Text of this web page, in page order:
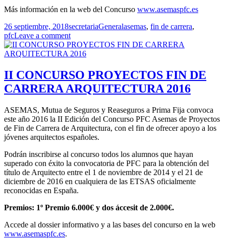
Más información en la web del Concurso www.asemaspfc.es
Publicado
el
26 septiembre, 2018Autor
secretariaCategorías
GeneralEtiquetas
asemas, fin de carrera,
pfcLeave a comment
II CONCURSO PROYECTOS FIN DE
CARRERA ARQUITECTURA 2016
ASEMAS, Mutua de Seguros y Reaseguros a Prima Fija convoca
este año 2016 la II Edición del Concurso PFC Asemas de Proyectos
de Fin de Carrera de Arquitectura, con el fin de ofrecer apoyo a los
jóvenes arquitectos españoles.
Podrán inscribirse al concurso todos los alumnos que hayan
superado con éxito la convocatoria de PFC para la obtención del
título de Arquitecto entre el 1 de noviembre de 2014 y el 21 de
diciembre de 2016 en cualquiera de las ETSAS oficialmente
reconocidas en España.
Premios: 1º Premio 6.000€ y dos áccesit de 2.000€.
Accede al dossier informativo y a las bases del concurso en la web
www.asemaspfc.es.